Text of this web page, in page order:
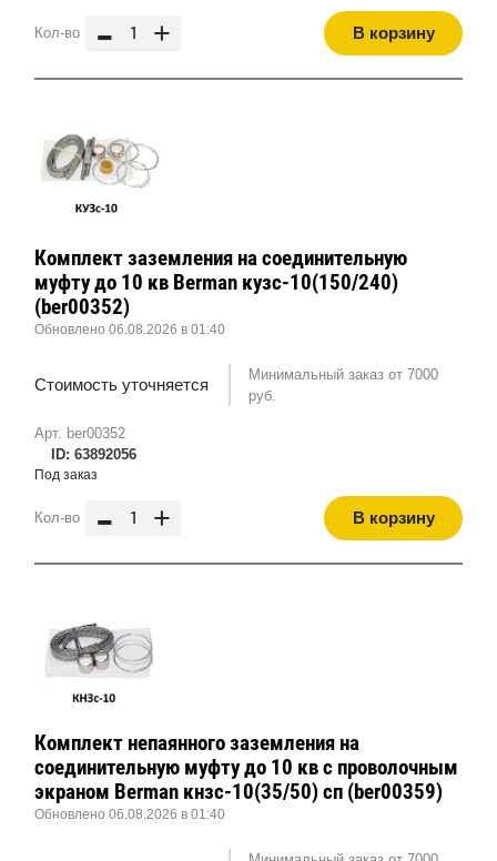
Кол-во - + В корзину
Арт. ber00352
ID: 63892056
Комплект заземления на соединительную
муфту до 10 кв Berman кузс-10(150/240)
(ber00352)
Обновлено 06.08.2026 в 01:40
Стоимость уточняется
Минимальный заказ от 7000
руб.
Под заказ
Кол-во - + В корзину
Комплект непаянного заземления на
соединительную муфту до 10 кв с проволочным
экраном Berman кнзс-10(35/50) сп (ber00359)
Обновлено 06.08.2026 в 01:40